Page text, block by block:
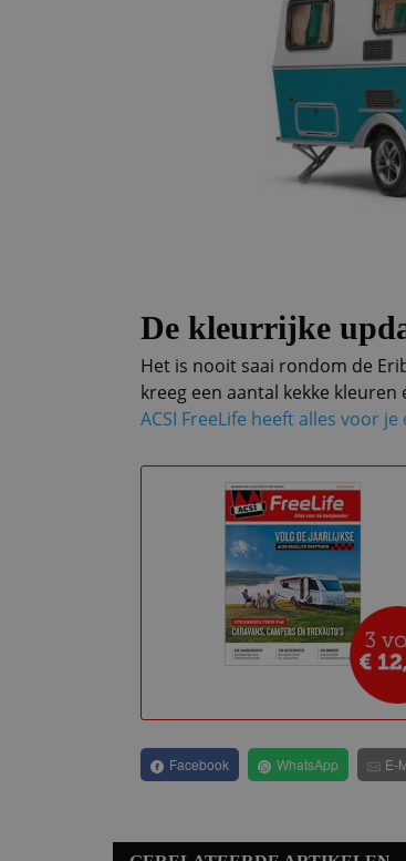
De kleurrijke
Het is nooit saai rondom de
kreeg een aantal kekke
ACSI FreeLife heeft alles voor
Facebook WhatsApp E-